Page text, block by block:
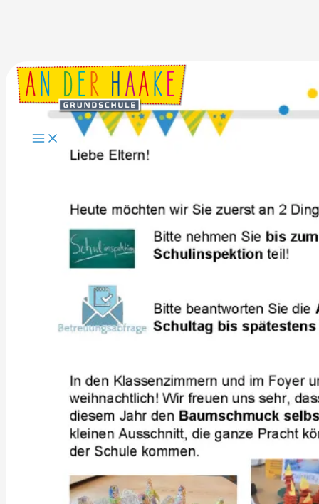
Zum
Inhalt
springen